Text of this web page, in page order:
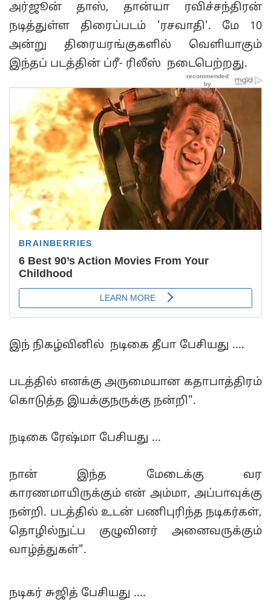
அர்ஜூன் தாஸ், தான்யா ரவிச்சந்திரன்
நடித்துள்ள திரைப்படம் 'ரசவாதி'. மே 10
அன்று திரையரங்குகளில் வெளியாகும்
இந்தப் படத்தின் ப்ரீ- ரிலீஸ் நடைபெற்றது.
இந் நிகழ்வினில் நடிகை தீபா பேசியது ....
படத்தில் எனக்கு அருமையான கதாபாத்திரம்
கொடுத்த இயக்குநருக்கு நன்றி".
நடிகை ரேஷ்மா பேசியது ...
நான் இந்த மேடைக்கு வர
காரணமாயிருக்கும் என் அம்மா, அப்பாவுக்கு
நன்றி. படத்தில் உடன் பணிபுரிந்த நடிகர்கள்,
தொழில்நுட்ப குழுவினர் அனைவருக்கும்
வாழ்த்துகள்".
நடிகர் சுஜித் பேசியது ....